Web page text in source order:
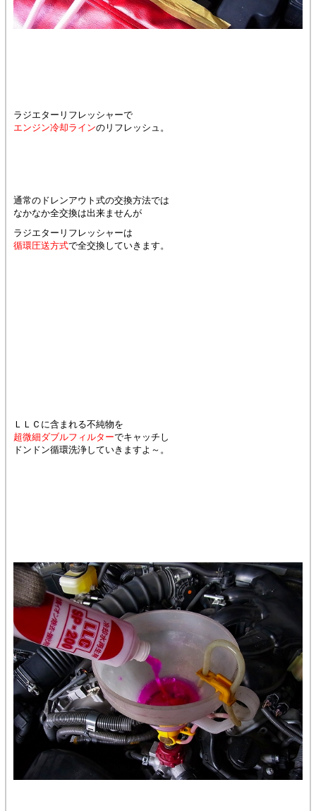
ラジエターリフレッシャーで
エンジン冷却ラインのリフレッシュ。
通常のドレンアウト式の交換方法では
なかなか全交換は出来ませんが
ラジエターリフレッシャーは
循環圧送方式で全交換していきます。
ＬＬＣに含まれる不純物を
超微細ダブルフィルターでキャッチし
ドンドン循環洗浄していきますよ～。